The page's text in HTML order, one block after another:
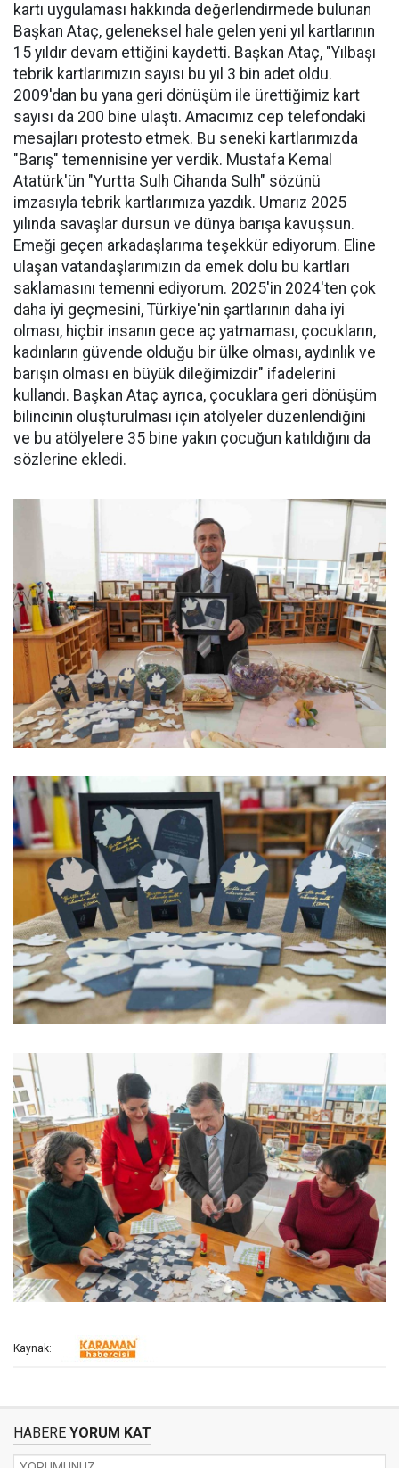
kartı uygulaması hakkında değerlendirmede bulunan
Başkan Ataç, geleneksel hale gelen yeni yıl kartlarının
15 yıldır devam ettiğini kaydetti. Başkan Ataç, "Yılbaşı
tebrik kartlarımızın sayısı bu yıl 3 bin adet oldu.
2009'dan bu yana geri dönüşüm ile ürettiğimiz kart
sayısı da 200 bine ulaştı. Amacımız cep telefondaki
mesajları protesto etmek. Bu seneki kartlarımızda
"Barış" temennisine yer verdik. Mustafa Kemal
Atatürk'ün "Yurtta Sulh Cihanda Sulh" sözünü
imzasıyla tebrik kartlarımıza yazdık. Umarız 2025
yılında savaşlar dursun ve dünya barışa kavuşsun.
Emeği geçen arkadaşlarıma teşekkür ediyorum. Eline
ulaşan vatandaşlarımızın da emek dolu bu kartları
saklamasını temenni ediyorum. 2025'in 2024'ten çok
daha iyi geçmesini, Türkiye'nin şartlarının daha iyi
olması, hiçbir insanın gece aç yatmaması, çocukların,
kadınların güvende olduğu bir ülke olması, aydınlık ve
barışın olması en büyük dileğimizdir" ifadelerini
kullandı. Başkan Ataç ayrıca, çocuklara geri dönüşüm
bilincinin oluşturulması için atölyeler düzenlendiğini
ve bu atölyelere 35 bine yakın çocuğun katıldığını da
sözlerine ekledi.
Kaynak:
HABERE YORUM KAT